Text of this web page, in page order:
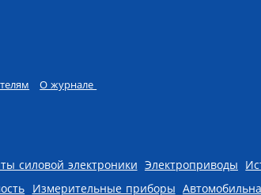
О журнале
силовой электроники Электроприводы
Измерительные приборы